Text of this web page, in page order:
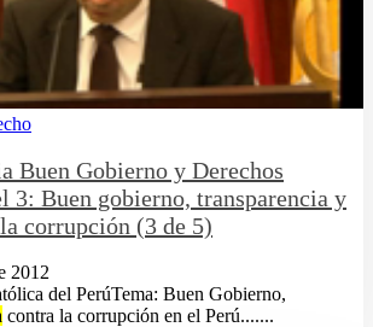
Buen Gobierno y Derechos
3: Buen gobierno, transparencia y
corrupción (3 de 5)
2012
del PerúTema: Buen Gobierno,
contra la corrupción en el Perú.......